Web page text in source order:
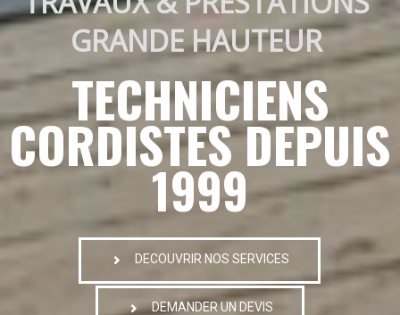
GRANDE HAUTEUR
TECHNICIENS
CORDISTES DEPUIS
1999
DECOUVRIR NOS SERVICES
DEMANDER UN DEVIS